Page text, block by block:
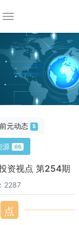
前元动态 5
源 66
资视点 第254期
2287
点